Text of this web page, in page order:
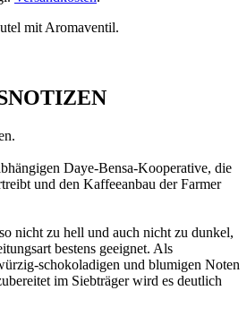
mit Aromaventil.
Daye-Bensa-Kooperative, die
und den Kaffeeanbau der Farmer
nicht zu hell und auch nicht zu dunkel,
bestens geeignet. Als
schokoladigen und blumigen Noten
im Siebträger wird es deutlich